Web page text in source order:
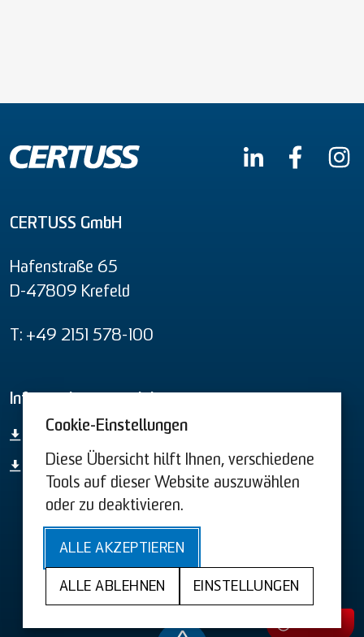
Cookie-Einstellungen
Diese Übersicht hilft Ihnen, verschiedene
Tools auf dieser Website auszuwählen
oder zu deaktivieren.
ALLE AKZEPTIEREN
ALLE ABLEHNEN EINSTELLUNGEN
CERTUSS GmbH
Hafenstraße 65
D-47809 Krefeld
T: +49 2151 578-100
Informationsmaterial
Gesamt-Produktübersicht
44. BImSchV
AGB US
Sitemap
Barrierefreiheit
Datenschutz
Impressum
Cookies